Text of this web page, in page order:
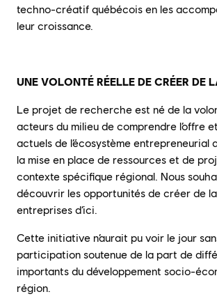
techno-créatif québécois en les
leur croissance.
UNE VOLONTÉ RÉELLE DE CRÉER DE
Le projet de recherche est né de la
acteurs du milieu de comprendre l’offre
actuels de l’écosystème entrepreneurial
la mise en place de ressources et de
contexte spécifique régional. Nous
découvrir les opportunités de créer de
entreprises d’ici.
Cette initiative n’aurait pu voir le jour
participation soutenue de la part de
importants du développement socio-
région.